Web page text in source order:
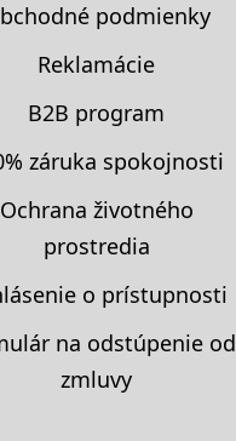
podmienky
Reklamácie
B2B program
záruka spokojnosti
Ochrana životného
prostredia
o prístupnosti
na odstúpenie od
zmluvy